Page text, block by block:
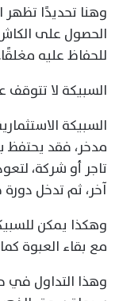
وهنا تحديدًا تظهر
الحصول على
للحفاظ عليه مغلقًا.
السبيكة لا تتوقف
السبيكة
مدخر، فقد يحتفظ
تاجر أو شركة،
آخر، ثم تدخل
وهكذا يمكن
مع بقاء العبوة
وهذا التداول